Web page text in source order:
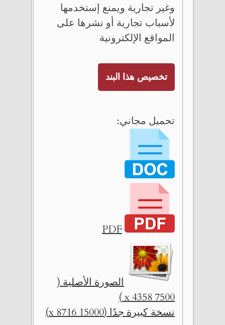
وغير تجارية ويمنع إستخدمها
لأسباب تجارية أو نشرها على
المواقع الإلكترونية
تخصيص هذا البند
تحميل مجاني:
PDF
الصورة الأصلية (
7500 x 4358 )
نسخة كبيرة جدًا (15000 x 8716)